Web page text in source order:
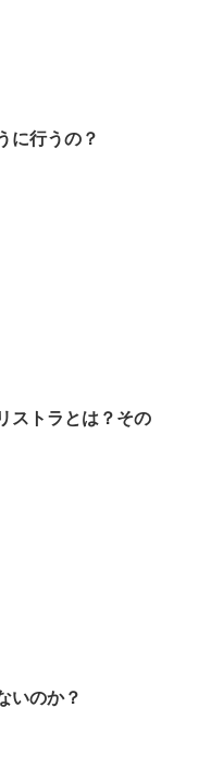
に行うの？
ストラとは？その
いのか？